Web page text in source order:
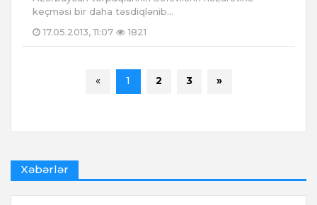
keçməsi bir daha təsdiqlənib...
17.05.2013, 11:07
1821
« 1 2 3 »
Xəbərlər